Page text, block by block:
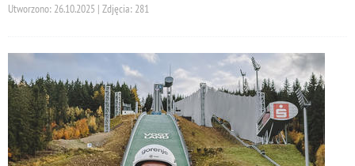
Utworzono: 26.10.2025 | Zdjęcia: 281